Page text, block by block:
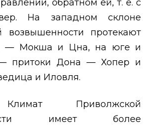
обратном ей, т. е. с
На западном склоне
возвышенности протекают
— Мокша и Цна, на юге и
притоки Дона — Хопер и
и Иловля.
Приволжской
имеет более